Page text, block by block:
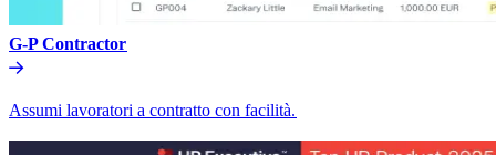
G-P Contractor​​
Assumi lavoratori a contratto con facilità.​​